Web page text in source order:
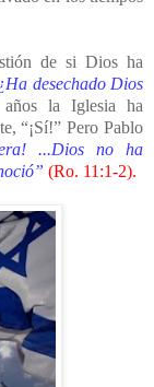
de si Dios ha
desechado Dios
la Iglesia ha
“¡Sí!” Pero Pablo
...Dios no ha
(Ro. 11:1-2).